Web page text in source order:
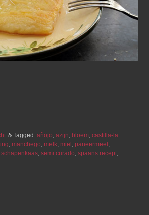
Tagged:añojo ,azijn bloem ,castilla-la
manchego melk miel ,paneermeel
,schapenkaas ,semi curado ,spaans recept